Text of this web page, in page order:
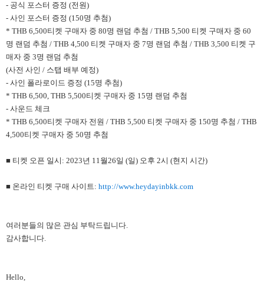
- 공식 포스터 증정 (전원)
- 사인 포스터 증정 (150명 추첨)
* THB 6,500티켓 구매자 중 80명 랜덤 추첨 / THB 5,500 티켓 구매자 중 60
명 랜덤 추첨 / THB 4,500 티켓 구매자 중 7명 랜덤 추첨 / THB 3,500 티켓 구
매자 중 3명 랜덤 추첨
(사전 사인 / 스탭 배부 예정)
- 사인 폴라로이드 증정 (15명 추첨)
* THB 6,500, THB 5,500티켓 구매자 중 15명 랜덤 추첨
- 사운드 체크
* THB 6,500티켓 구매자 전원 / THB 5,500 티켓 구매자 중 150명 추첨 / THB
4,500티켓 구매자 중 50명 추첨
■ 티켓 오픈 일시: 2023년 11월26일 (일) 오후 2시 (현지 시간)
■ 온라인 티켓 구매 사이트: http://www.heydayinbkk.com
여러분들의 많은 관심 부탁드립니다.
감사합니다.
Hello,